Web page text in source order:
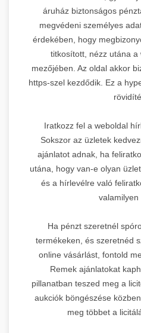
áruház biztonságos
megvédeni személyes
érdekében, hogy
titkosított, nézz utána a
mezőjében. Az oldal akkor
https-szel kezdődik. Ez a
Iratkozz fel a weboldal
Sokszor az üzletek
ajánlatot adnak, ha
utána, hogy van-e olyan
és a hírlevélre való
valamilyen
Ha pénzt szeretnél
termékeken, és szeretnéd
online vásárlást, fontold
Remek ajánlatokat
pillanatban teszed meg a
aukciók böngészése
meg többet a